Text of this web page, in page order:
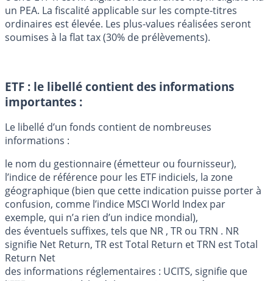
un PEA. La fiscalité applicable sur les compte-titres
ordinaires est élevée. Les plus-values réalisées seront
soumises à la flat tax (30% de prélèvements).
ETF : le libellé contient des informations
importantes :
Le libellé d’un fonds contient de nombreuses
informations :
le nom du gestionnaire (émetteur ou fournisseur),
l’indice de référence pour les ETF indiciels, la zone
géographique (bien que cette indication puisse porter à
confusion, comme l’indice MSCI World Index par
exemple, qui n’a rien d’un indice mondial),
des éventuels suffixes, tels que NR , TR ou TRN . NR
signifie Net Return, TR est Total Return et TRN est Total
Return Net
des informations réglementaires : UCITS, signifie que